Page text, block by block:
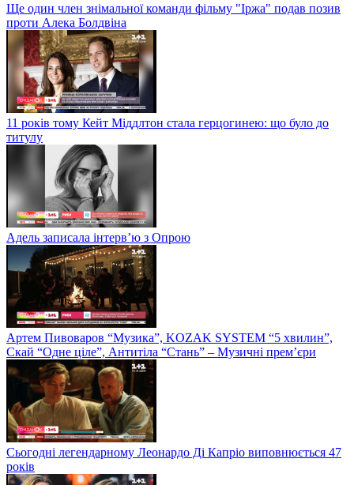
Ще один член знімальної команди фільму "Іржа" подав позив
проти Алека Болдвіна
11 років тому Кейт Міддлтон стала герцогинею: що було до
титулу
Адель записала інтерв’ю з Опрою
Артем Пивоваров “Музика”, KOZAK SYSTEM “5 хвилин”,
Скай “Одне ціле”, Антитіла “Стань” – Музичні прем’єри
Сьогодні легендарному Леонардо Ді Капріо виповнюється 47
років